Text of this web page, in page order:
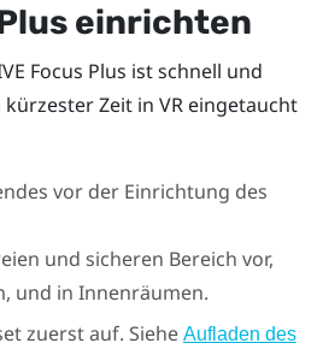
einrichten
Focus Plus ist schnell und
Zeit in VR eingetaucht
vor der Einrichtung des
und sicheren Bereich vor,
und in Innenräumen.
zuerst auf. Siehe Aufladen des